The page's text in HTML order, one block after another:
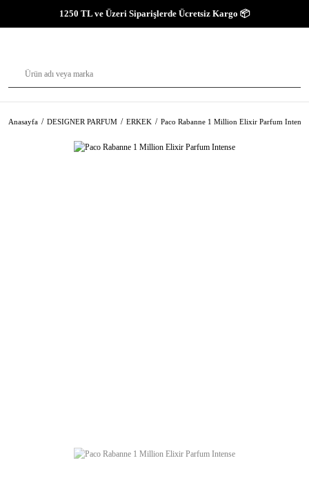
1250 TL ve Üzeri Siparişlerde Ücretsiz Kargo 📦
Anasayfa DESIGNER PARFUM ERKEK Paco Rabanne 1 Million Elixir Parfum Intense